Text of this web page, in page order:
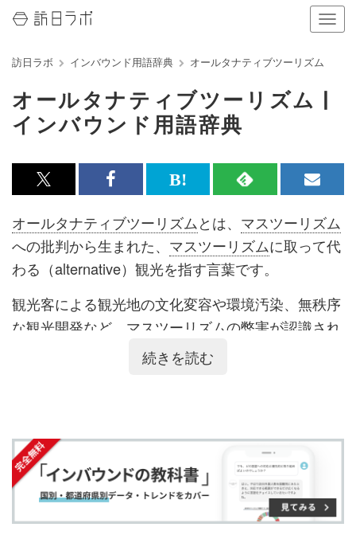
ナ
ビ
示
切
替
え
訪日ラボ インバウンド用語辞典 オールタナティブツーリズム
オールタナティブツーリズム |
インバウンド用語辞典
x<br>
で
記
事
シ
ェ
Facebook<br>
で
記
事
シ
は
て
な
ブ
ク
マ
ー
追
加
RSS
で
記
事
購
読
メ
ル
マ
録
す
オールタナティブツーリズムとは、 マスツーリズム
への批判から生まれた、 マスツーリズムに取って代
わる（alternative）観光を指す言葉です。
観光客による観光地の文化変容や環境汚染、無秩序
な観光開発など、 マスツーリズムの弊害が認識され
ると、新たな観光の形態として
が推進されるようになりました。
の言葉でしかないために定義の曖昧さが指摘され、
現在では「サステイナブルツーリズム（持続可能な
観光）」が広く使用されるようになっています。
続きを読む